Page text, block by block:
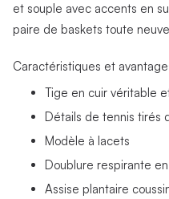
et souple avec accents en
paire de baskets toute
Caractéristiques et
Tige en cuir véritable
Détails de tennis tirés
Modèle à lacets
Doublure respirante
Assise plantaire